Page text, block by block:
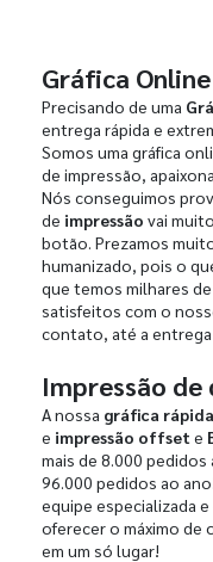
Gráfica
Precisando de uma
entrega rápida e
Somos uma gráfica
de impressão,
Nós conseguimos
de impressão vai
botão. Prezamos
humanizado, pois o
que temos milhares
satisfeitos com o
contato, até a
Impressão de
A nossa gráfica rápida
e impressão offset e
mais de 8.000 pedidos
96.000 pedidos ao
equipe especializada
oferecer o máximo de
em um só lugar!